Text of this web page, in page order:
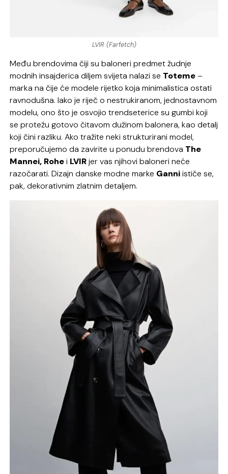
LVIR (Farfetch)
Među brendovima čiji su baloneri predmet žudnje
modnih insajderica diljem svijeta nalazi se Toteme–
marka na čije će modele rijetko koja minimalistica ostati
ravnodušna. Iako je riječ o nestrukiranom, jednostavnom
modelu, ono što je osvojio trendseterice su gumbi koji
se protežu gotovo čitavom dužinom balonera, kao detalj
koji čini razliku. Ako tražite neki strukturirani model,
preporučujemo da zavirite u ponudu brendova The
Mannei, Rohei LVIRjer vas njihovi baloneri neće
razočarati. Dizajn danske modne marke Ganniističe se,
pak, dekorativnim zlatnim detaljem.